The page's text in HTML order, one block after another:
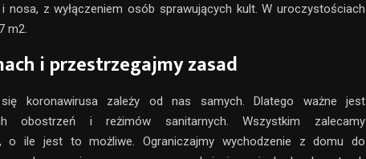
nosa, z wyłączeniem osób sprawujących kult. W uroczystościach
m2.
i przestrzegajmy zasad
się koronawirusa zależy od nas samych. Dlatego ważne jest
obostrzeń i reżimów sanitarnych. Wszystkim zalecamy
o ile jest to możliwe. Ograniczajmy wychodzenie z domu do